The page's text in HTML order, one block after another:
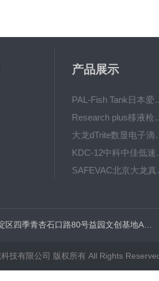
产品展示
PAL-Fish Tank
Research plus
大龙dTrite
KDC-
技有限公司 版权所有 All Rights